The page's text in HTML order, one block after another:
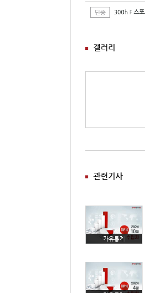
단종 300h F 스
갤러리
관련기사
카유통계